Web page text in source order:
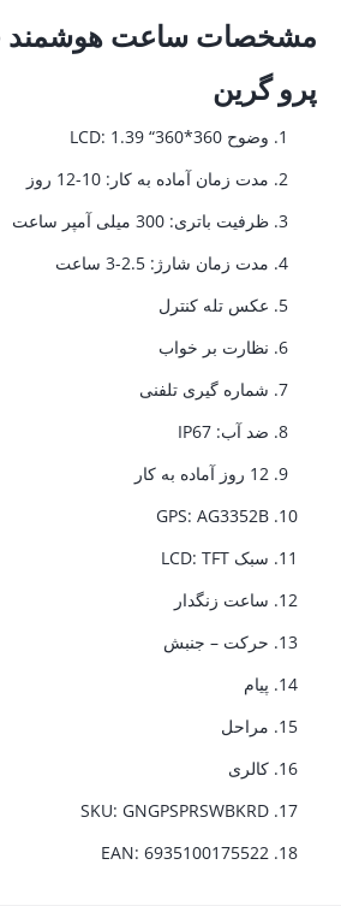
مشخصات ساعت
پرو گرین
وضوح LCD: 1.39 “360*360
مدت زمان آماده به کار: 10-12 روز
ظرفیت باتری: 300 میلی آمپر ساعت
مدت زمان شارژ: 2.5-3
ساعت
عکس تله کنترل
نظارت بر خواب
شماره گیری تلفنی
ضد آب: IP67
12 روز آماده به کار
GPS: AG3352B
سبک LCD: TFT
ساعت زنگدار
حرکت – جنبش
پیام
مراحل
کالری
SKU: GNGPSPRSWBKRD
EAN: 6935100175522